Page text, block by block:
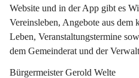
Website und in der App gibt es
Vereinsleben, Angebote aus dem
Leben, Veranstaltungstermine
dem Gemeinderat und der
Bürgermeister Gerold Welte